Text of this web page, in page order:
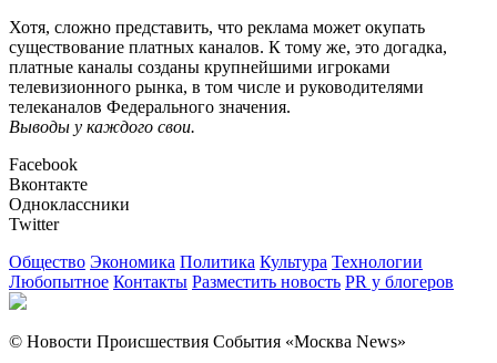
Хотя, сложно представить, что реклама может окупать
существование платных каналов. К тому же, это догадка,
платные каналы созданы крупнейшими игроками
телевизионного рынка, в том числе и руководителями
телеканалов Федерального значения.
Выводы у каждого свои.
Facebook
Вконтакте
Одноклассники
Twitter
Общество Экономика Политика Культура Технологии
Любопытное Контакты Разместить новость PR у блогеров
© Новости Происшествия События «Москва News»